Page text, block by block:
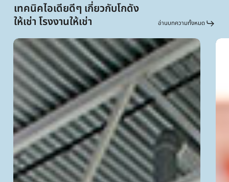
เทคนิคไอเดียดีๆ เกี่ยวกับโกดัง
ให้เช่า โรงงานให้เช่า
อ่านบทความทั้งหมด
โกดัง
ให้
เช่า
ใน
ราคา
ไม่
เกิน
10,000
บาท
การ
หนั